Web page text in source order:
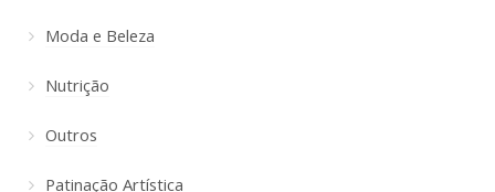
Moda e Beleza
Nutrição
Outros
Patinação Artística